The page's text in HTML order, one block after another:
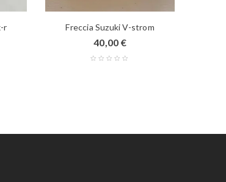
r Freccia Suzuki V-strom
40,00 €